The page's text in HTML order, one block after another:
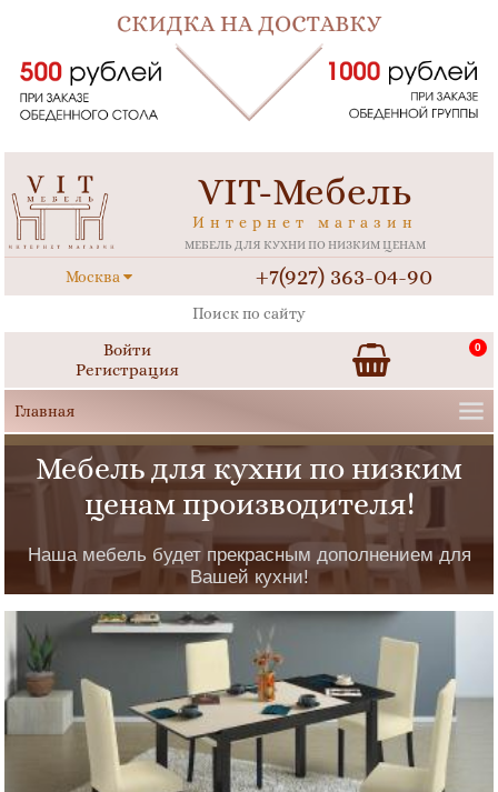
VIT-Мебель
Интернет магазин
МЕБЕЛЬ ДЛЯ КУХНИ ПО НИЗКИМ ЦЕНАМ
Москва +7(927) 363-04-90
Войти
Регистрация
0
Мебель для кухни по низким
ценам производителя!
Наша мебель будет прекрасным дополнением для
Вашей кухни!